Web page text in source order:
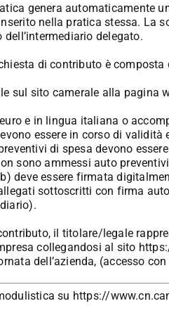
genera automaticamente un
nella pratica stessa. La
dell’intermediario delegato.
di contributo è composta
sul sito camerale alla pagina
e in lingua italiana o
essere in corso di validità
di spesa devono
sono ammessi auto
deve essere firmata
sottoscritti con firma
il titolare/legale
collegandosi al sito
dell’azienda, (accesso
su https://